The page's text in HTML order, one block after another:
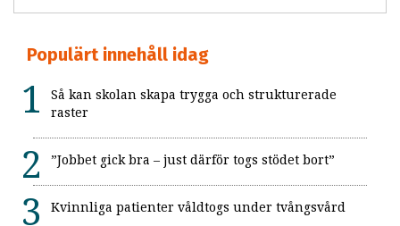
Populärt innehåll idag
Så kan skolan skapa trygga och strukturerade
raster
”Jobbet gick bra – just därför togs stödet bort”
Kvinnliga patienter våldtogs under tvångsvård